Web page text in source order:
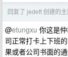
回复了 jedeft 创建的
@etungxu 你这是
司正常打卡上下班
果或者公司书面的